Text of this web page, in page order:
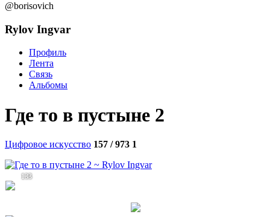
@borisovich
Rylov Ingvar
Профиль
Лента
Связь
Альбомы
Где то в пустыне 2
Цифровое искусство 157 / 973 1
133